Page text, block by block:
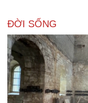
ĐỜI SỐNG